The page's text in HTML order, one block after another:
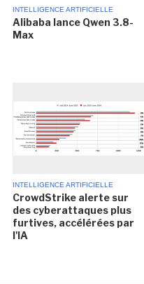
INTELLIGENCE ARTIFICIELLE
Alibaba lance Qwen 3.8-
Max
INTELLIGENCE ARTIFICIELLE
CrowdStrike alerte sur
des cyberattaques plus
furtives, accélérées par
l'IA